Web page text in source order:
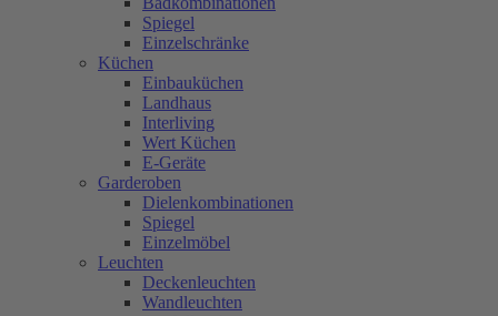
Spiegel
Einzelschränke
Küchen
Einbauküchen
Landhaus
Interliving
Wert Küchen
E-Geräte
Garderoben
Dielenkombinationen
Spiegel
Einzelmöbel
Leuchten
Deckenleuchten
Wandleuchten